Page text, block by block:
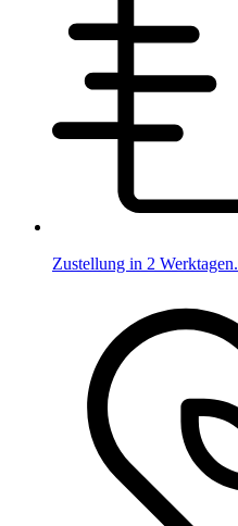
Zustellung in 2 Werktagen.